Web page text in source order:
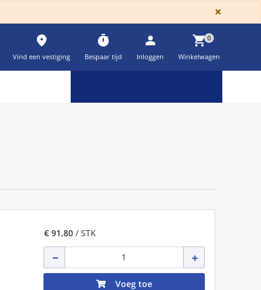
×
place
Vind een vestiging
timer
Bespaar tijd
person
Inloggen
shopping_cart0
Winkelwagen
€ 91,80/ STK
Voeg toe